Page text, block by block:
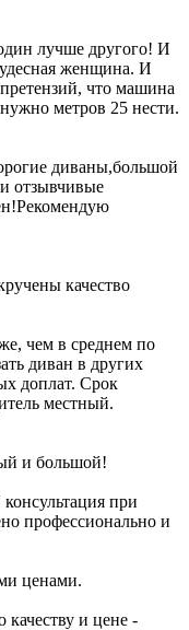
лучше другого! И
женщина. И
что машина
метров 25 нести.
диваны,большой
отзывчивые
качество
чем в среднем по
диван в других
доплат. Срок
местный.
и большой!
при
профессионально и
ценами.
и цене -